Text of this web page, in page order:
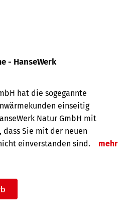
- HanseWerk
hat die sogegannte
einseitig
Natur GmbH mit
Sie mit der neuen
einverstanden sind.
mehr